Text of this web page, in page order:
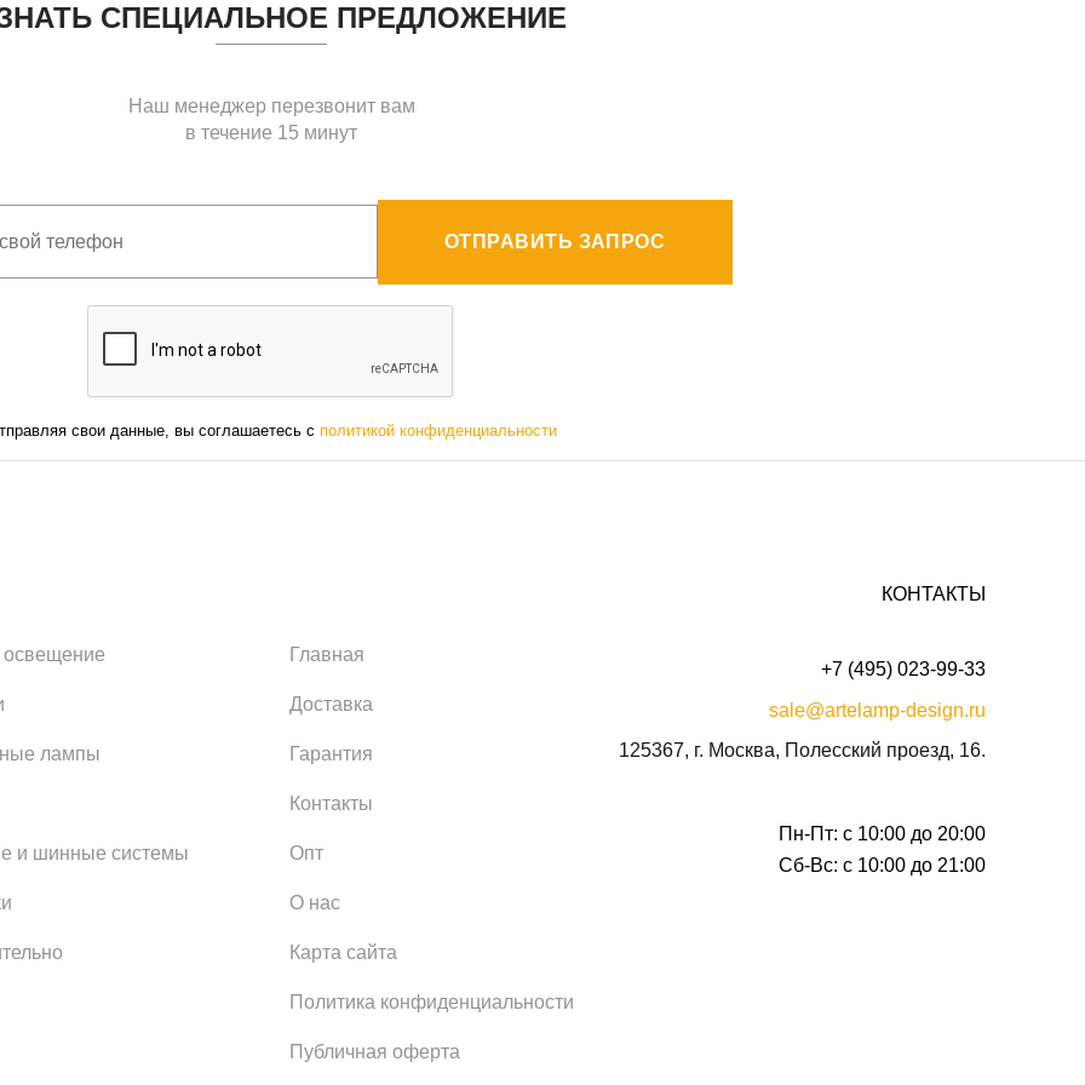
СПЕЦИАЛЬНОЕ ПРЕДЛОЖЕНИЕ
Наш менеджер перезвонит вам
в течение 15 минут
ОТПРАВИТЬ ЗАПРОС
свои данные, вы соглашаетесь с политикой конфиденциальности
освещение
лампы
и шинные системы
Главная
Доставка
Гарантия
Контакты
Опт
О нас
Карта сайта
Политика конфиденциальности
Публичная оферта
КОНТАКТЫ
+7 (495) 023-99-33
sale@artelamp-design.ru
125367, г. Москва, Полесский проезд, 16.
Пн-Пт: с 10:00 до 20:00
Сб-Вс: с 10:00 до 21:00